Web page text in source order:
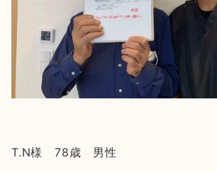
T.N様 78歳 男性